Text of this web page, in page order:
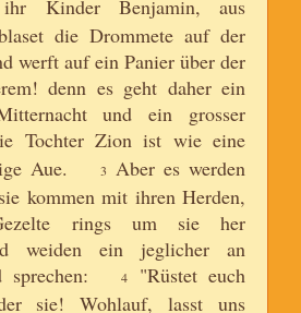
Kinder Benjamin, aus
die Drommete auf der
werft auf ein Panier über der
denn es geht daher ein
und ein grosser
Tochter Zion ist wie eine
Aue.
3
Aber es werden
kommen mit ihren Herden,
rings um sie her
weiden ein jeglicher an
4
"Rüstet euch
sie! Wohlauf, lasst uns